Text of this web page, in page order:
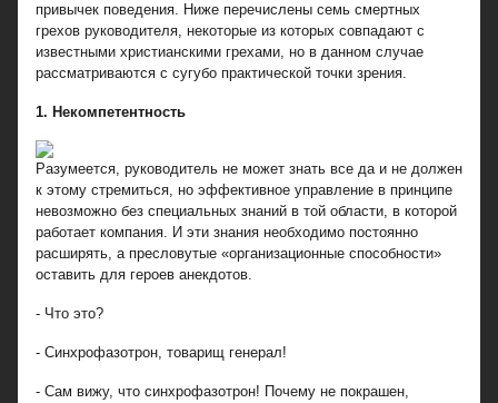
привычек поведения. Ниже перечислены семь смертных
грехов руководителя, некоторые из которых совпадают с
известными христианскими грехами, но в данном случае
рассматриваются с сугубо практической точки зрения.
1. Некомпетентность
Разумеется, руководитель не может знать все да и не должен
к этому стремиться, но эффективное управление в принципе
невозможно без специальных знаний в той области, в которой
работает компания. И эти знания необходимо постоянно
расширять, а пресловутые «организационные способности»
оставить для героев анекдотов.
- Что это?
- Синхрофазотрон, товарищ генерал!
- Сам вижу, что синхрофазотрон! Почему не покрашен,